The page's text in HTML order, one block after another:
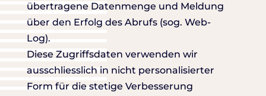
übertragene Datenmenge und Meldung
über den Erfolg des Abrufs (sog. Web-
Log).
Diese Zugriffsdaten verwenden wir
ausschliesslich in nicht personalisierter
Form für die stetige Verbesserung